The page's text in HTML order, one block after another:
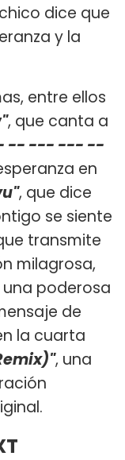
dice que
y la
entre ellos
, que canta a
-- --- --- --
en
, que dice
se siente
transmite
milagrosa,
una poderosa
de
la cuarta
, una